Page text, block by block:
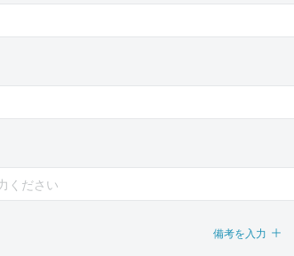
備考を入力